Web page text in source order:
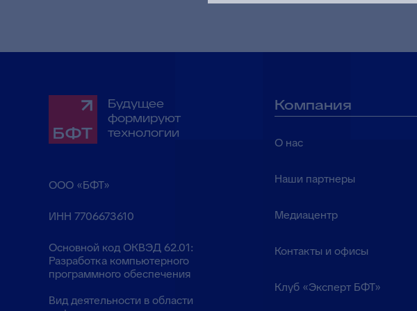
Будущее
формируют
технологии
ООО «БФТ»
ИНН 7706673610
Основной код ОКВЭД 62.01:
Разработка компьютерного
программного обеспечения
Вид деятельности в области
Компания
О нас
Наши партнеры
Медиацентр
Контакты и офисы
Клуб «Эксперт БФТ»